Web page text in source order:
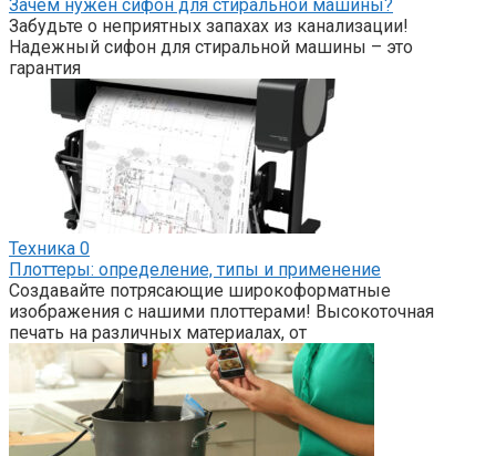
Зачем нужен сифон для стиральной машины?
Забудьте о неприятных запахах из канализации!
Надежный сифон для стиральной машины – это
гарантия
Техника 0
Плоттеры: определение, типы и применение
Создавайте потрясающие широкоформатные
изображения с нашими плоттерами! Высокоточная
печать на различных материалах, от